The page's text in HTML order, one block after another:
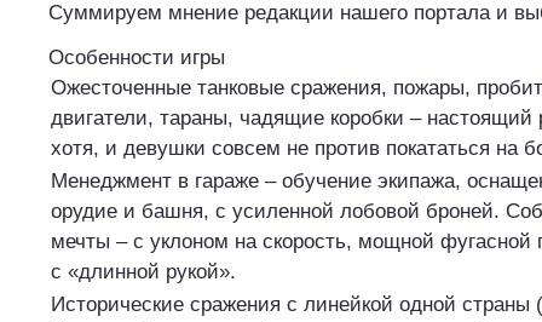
Суммируем мнение редакции нашего портала и
Особенности игры
Ожесточенные танковые сражения, пожары,
двигатели, тараны, чадящие коробки –
хотя, и девушки совсем не против покататься на
Менеджмент в гараже – обучение экипажа,
орудие и башня, с усиленной лобовой броней.
мечты – с уклоном на скорость, мощной фугасной
с «длинной рукой».
Исторические сражения с линейкой одной